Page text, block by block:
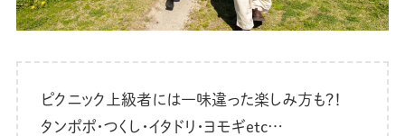
ピクニック上級者には一味違った楽しみ方も？！
タンポポ・つくし・イタドリ・ヨモギetc…